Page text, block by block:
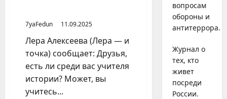
украинских
7yaFedun
11.09.2025
Лера Алексеева (Лера — и
точка) сообщает: Друзья,
есть ли среди вас учителя
истории? Может, вы
учитесь...
вопросам
обороны и
антитеррора.
Журнал о
тех, кто
живет
посреди
России.